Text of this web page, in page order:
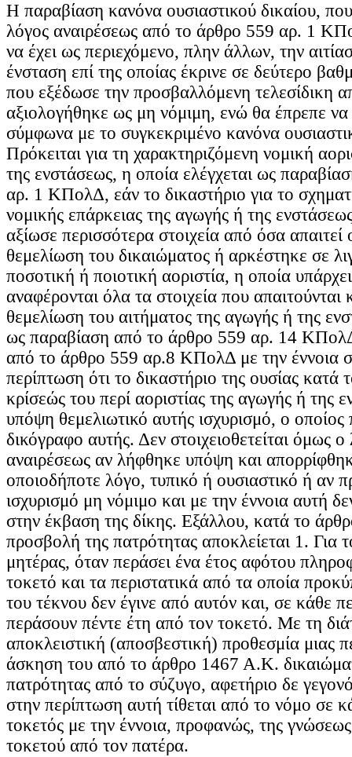
Η παραβίαση κανόνα ουσιαστικού δικαίου,
λόγος αναιρέσεως από το άρθρο 559 αρ. 1
να έχει ως περιεχόμενο, πλην άλλων, την
ένσταση επί της οποίας έκρινε σε δεύτερο
που εξέδωσε την προσβαλλόμενη τελεσίδικη
αξιολογήθηκε ως μη νόμιμη, ενώ θα έπρεπε να
σύμφωνα με το συγκεκριμένο κανόνα
Πρόκειται για τη χαρακτηριζόμενη νομική
της ενστάσεως, η οποία ελέγχεται ως
αρ. 1 ΚΠολΔ, εάν το δικαστήριο για το
νομικής επάρκειας της αγωγής ή της
αξίωσε περισσότερα στοιχεία από όσα απαιτεί
θεμελίωση του δικαιώματος ή αρκέστηκε σε
ποσοτική ή ποιοτική αοριστία, η οποία
αναφέρονται όλα τα στοιχεία που απαιτούνται
θεμελίωση του αιτήματος της αγωγής ή της
ως παραβίαση από το άρθρο 559 αρ. 14
από το άρθρο 559 αρ.8 ΚΠολΔ με την έννοια
περίπτωση ότι το δικαστήριο της ουσίας κατά
κρίσεώς του περί αοριστίας της αγωγής ή της
υπόψη θεμελιωτικό αυτής ισχυρισμό, ο οποίος
δικόγραφο αυτής. Δεν στοιχειοθετείται όμως
αναιρέσεως αν λήφθηκε υπόψη και
οποιοδήποτε λόγο, τυπικό ή ουσιαστικό ή αν
ισχυρισμό μη νόμιμο και με την έννοια αυτή
στην έκβαση της δίκης. Εξάλλου, κατά το
προσβολή της πατρότητας αποκλείεται 1. Για
μητέρας, όταν περάσει ένα έτος αφότου
τοκετό και τα περιστατικά από τα οποία
του τέκνου δεν έγινε από αυτόν και, σε κάθε
περάσουν πέντε έτη από τον τοκετό. Με τη
αποκλειστική (αποσβεστική) προθεσμία μιας
άσκηση του από το άρθρο 1467 Α.Κ.
πατρότητας από το σύζυγο, αφετήριο δε
στην περίπτωση αυτή τίθεται από το νόμο σε
τοκετός με την έννοια, προφανώς, της
τοκετού από τον πατέρα.